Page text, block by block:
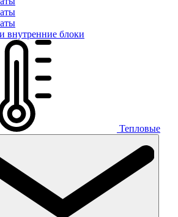
внутренние блоки
Тепловые